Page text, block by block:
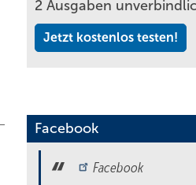
2 Ausgaben
Jetzt kostenlos testen!
Facebook
Facebook